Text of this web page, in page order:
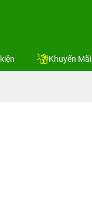
Khuyến Mãi